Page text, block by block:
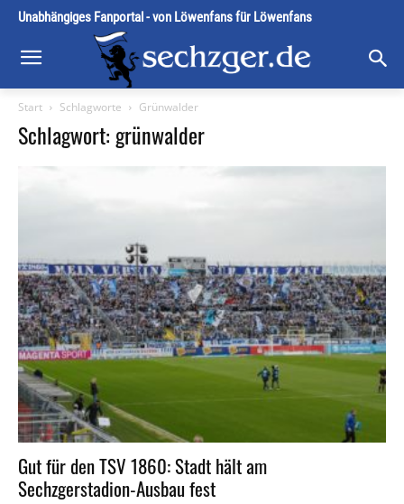
Unabhängiges Fanportal - von Löwenfans für Löwenfans
Start Schlagworte Grünwalder
Schlagwort: grünwalder
Gut für den TSV 1860: Stadt hält am
Sechzgerstadion-Ausbau fest